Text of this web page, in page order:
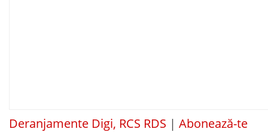
Deranjamente Digi, RCS RDS | Abonează-te